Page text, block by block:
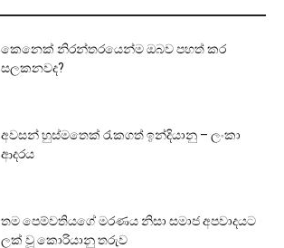
කෙනෙක් නිරන්තරයෙන්ම ඔබව පහත් කර
සලකනවද?
අවසන් හුස්මතෙක් රැකගත් ඉන්දියානු – ලංකා
ආදරය
තම පෙම්වතියගේ මරණය නිසා සමාජ අපවාදයට
ලක් වූ කොරියානු තරුව